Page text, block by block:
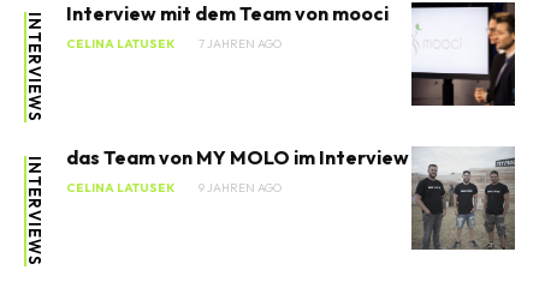
SEARCH...
INTERVIEWS Interview mit dem Team von mooci
CELINA LATUSEK 7 JAHREN AGO
INTERVIEWS das Team von MY MOLO im Interview
CELINA LATUSEK 9 JAHREN AGO